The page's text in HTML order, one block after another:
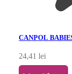
CANPOL
24,41lei